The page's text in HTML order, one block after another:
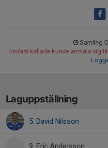
Samling
Endast kallade kunde anmäla sig
Laguppställning
5. David Nilsson
9. Eric Andersson